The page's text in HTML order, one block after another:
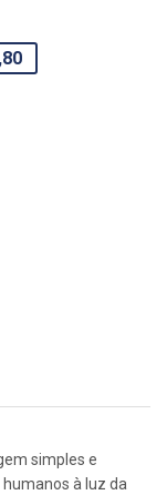
simples e
à luz da